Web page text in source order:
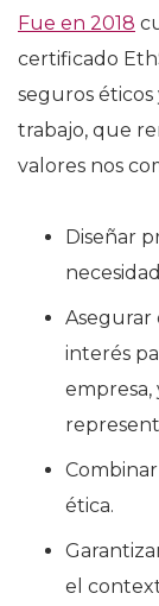
Fue en 2018
certificado
seguros éticos
trabajo, que
valores nos
Diseñar
Asegurar
interés
empresa,
ética.
el